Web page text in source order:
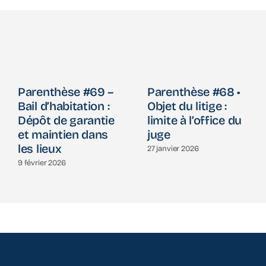
Parenthèse #69 –
Bail d’habitation :
Dépôt de garantie
et maintien dans
les lieux
9 février 2026
Parenthèse #68 •
Objet du litige :
limite à l’office du
juge
27 janvier 2026